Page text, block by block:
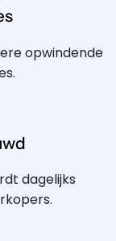
opwindende
dagelijks